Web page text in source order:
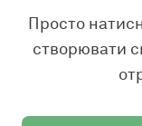
Просто
створювати